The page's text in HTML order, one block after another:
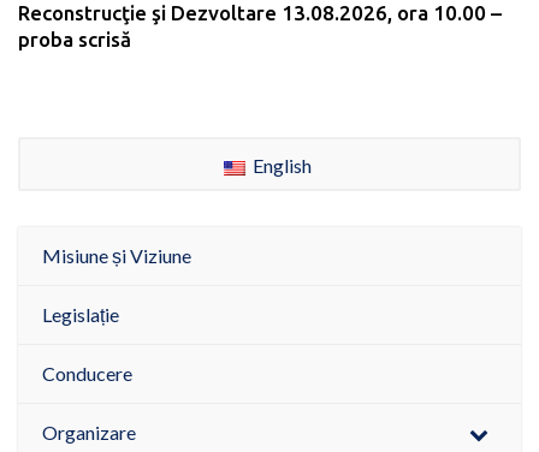
Reconstrucţie şi Dezvoltare 13.08.2026, ora 10.00 –
proba scrisă
English
Misiune și Viziune
Legislație
Conducere
Organizare